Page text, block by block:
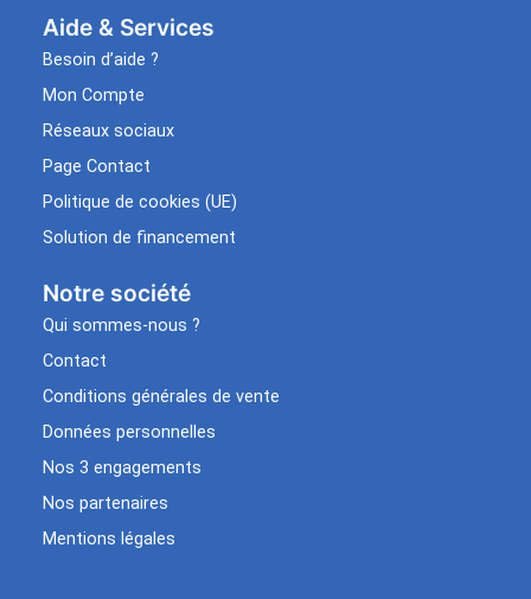
Aide & Services​
Besoin d’aide ?
Mon Compte
Réseaux sociaux
Page Contact
Politique de cookies (UE)
Solution de financement
Notre société
Qui sommes-nous ?
Contact
Conditions générales de vente
Données personnelles
Nos 3 engagements
Nos partenaires
Mentions légales